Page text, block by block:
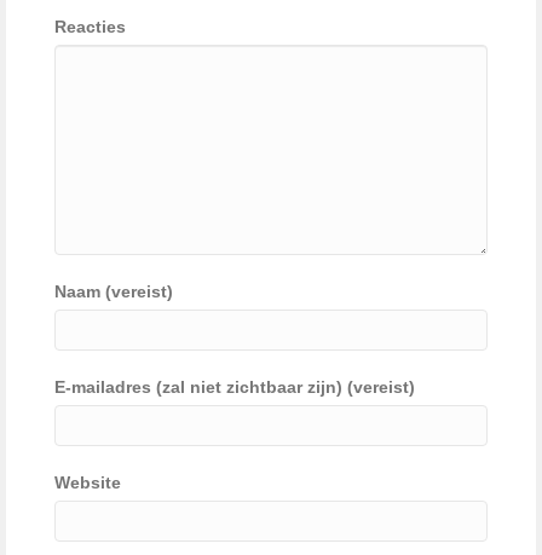
Reacties
Naam (vereist)
E-mailadres (zal niet zichtbaar zijn) (vereist)
Website